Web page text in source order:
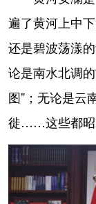
遍了黄河上中
还是碧波荡漾
论是南水北调
图”；无论是云
徙……这些都昭